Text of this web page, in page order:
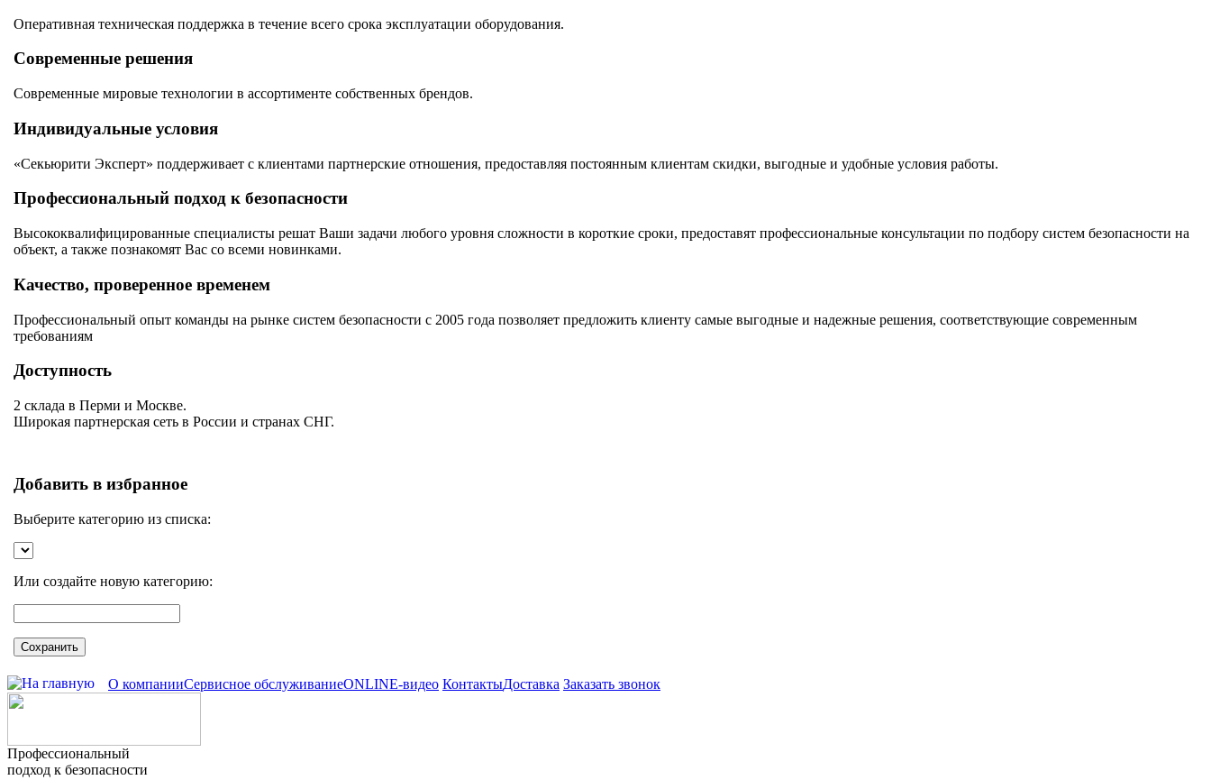
Оперативная техническая поддержка в течение всего срока эксплуатации оборудования.
Современные решения
Современные мировые технологии в ассортименте собственных брендов.
Индивидуальные условия
«Секьюрити Эксперт» поддерживает с клиентами партнерские отношения, предоставляя постоянным клиентам скидки, выгодные и удобные условия работы.
Профессиональный подход к безопасности
Высококвалифицированные специалисты решат Ваши задачи любого уровня сложности в короткие сроки, предоставят профессиональные консультации по подбору систем безопасности на
объект, а также познакомят Вас со всеми новинками.
Качество, проверенное временем
Профессиональный опыт команды на рынке систем безопасности с 2005 года позволяет предложить клиенту самые выгодные и надежные решения, соответствующие современным
требованиям
Доступность
2 склада в Перми и Москве.
Широкая партнерская сеть в России и странах СНГ.
Добавить в избранное
Выберите категорию из списка:
Или создайте новую категорию:
Сохранить
О компанииСервисное обслуживаниеONLINE-видео КонтактыДоставка Заказать звонок
Профессиональный
подход к безопасности